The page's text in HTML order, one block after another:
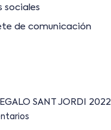
sociales
de comunicación
SANT JORDI 2022